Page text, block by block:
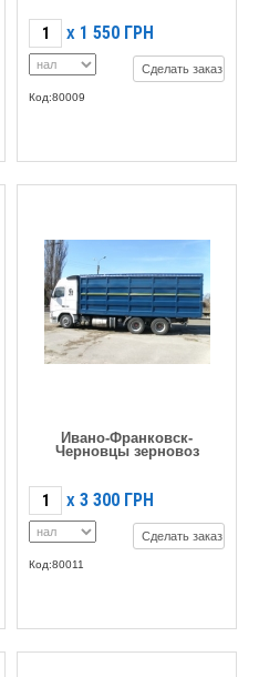
X 1 550 ГРН
Сделать заказ
Код:80009
Ивано-Франковск-
Черновцы зерновоз
X 3 300 ГРН
Сделать заказ
Код:80011